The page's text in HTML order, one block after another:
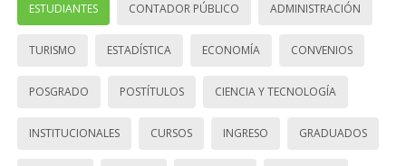
ESTUDIANTES CONTADOR PÚBLICO ADMINISTRACIÓN
TURISMO ESTADÍSTICA ECONOMÍA CONVENIOS
POSGRADO POSTÍTULOS CIENCIA Y TECNOLOGÍA
INSTITUCIONALES CURSOS INGRESO GRADUADOS